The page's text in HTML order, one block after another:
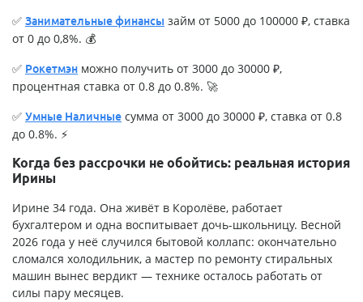
✅ Занимательные финансы займ от 5000 до 100000 ₽, ставка
от 0 до 0,8%. 💰
✅ Рокетмэн можно получить от 3000 до 30000 ₽,
процентная ставка от 0.8 до 0.8%. 🚀
✅ Умные Наличные сумма от 3000 до 30000 ₽, ставка от 0.8
до 0.8%. ⚡
Когда без рассрочки не обойтись: реальная история
Ирины
Ирине 34 года. Она живёт в Королёве, работает
бухгалтером и одна воспитывает дочь-школьницу. Весной
2026 года у неё случился бытовой коллапс: окончательно
сломался холодильник, а мастер по ремонту стиральных
машин вынес вердикт — технике осталось работать от
силы пару месяцев.